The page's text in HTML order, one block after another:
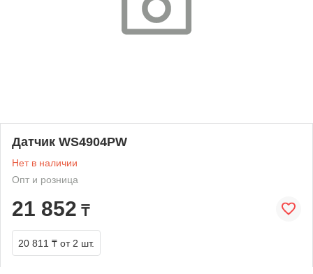
Датчик WS4904PW
Нет в наличии
Опт и розница
21 852 ₸
20 811 ₸ от 2 шт.